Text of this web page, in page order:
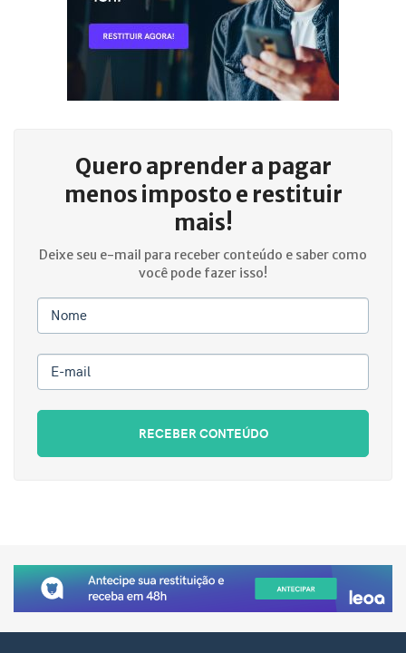
Quero aprender a pagar
menos imposto e restituir
mais!
Deixe seu e-mail para receber conteúdo e saber como
você pode fazer isso!
Nome
E-mail
RECEBER CONTEÚDO